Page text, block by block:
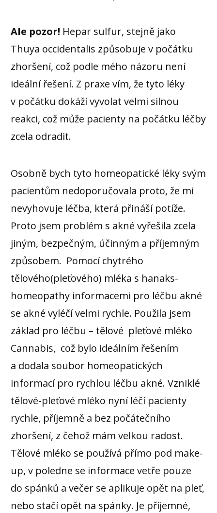
Ale pozor! Hepar sulfur, stejně jako
Thuya occidentalis způsobuje v počátku
zhoršení, což podle mého názoru není
ideální řešení. Z praxe vím, že tyto léky
v počátku dokáží vyvolat velmi silnou
reakci, což může pacienty na počátku léčby
zcela odradit.
Osobně bych tyto homeopatické léky svým
pacientům nedoporučovala proto, že mi
nevyhovuje léčba, která přináší potíže.
Proto jsem problém s akné vyřešila zcela
jiným, bezpečným, účinným a příjemným
způsobem. Pomocí chytrého
tělového(pleťového) mléka s hanaks-
homeopathy informacemi pro léčbu akné
se akné vyléčí velmi rychle. Použila jsem
základ pro léčbu – tělové pleťové mléko
Cannabis, což bylo ideálním řešením
a dodala soubor homeopatických
informací pro rychlou léčbu akné. Vzniklé
tělové-pleťové mléko nyní léčí pacienty
rychle, příjemně a bez počátečního
zhoršení, z čehož mám velkou radost.
Tělové mléko se používá přímo pod make-
up, v poledne se informace vetře pouze
do spánků a večer se aplikuje opět na pleť,
nebo stačí opět na spánky. Je příjemné,